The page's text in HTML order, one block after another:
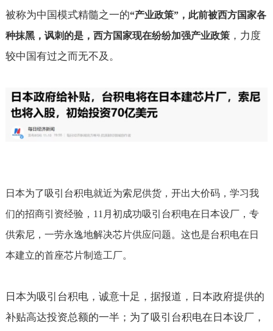
被称为中国模式精髓之一的“产业政策”，此前被西方国家各
种抹黑，讽刺的是，西方国家现在纷纷加强产业政策，力度
较中国有过之而无不及。
日本为了吸引台积电就近为索尼供货，开出大价码，学习我
们的招商引资经验， 11 月初成功吸引台积电在日本设厂，专
供索尼，一劳永逸地解决芯片供应问题。这也是台积电在日
本建立的首座芯片制造工厂。
日本为吸引台积电，诚意十足，据报道，日本政府提供的
补贴高达投资总额的一半；为了吸引台积电在日本设厂，